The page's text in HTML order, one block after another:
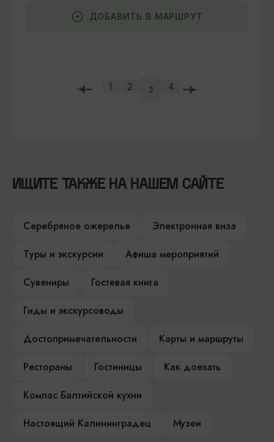
ДОБАВИТЬ В МАРШРУТ
1 2 3 4
ИЩИТЕ ТАКЖЕ НА НАШЕМ САЙТЕ
Серебряное ожерелье
Электронная виза
Туры и экскурсии
Афиша мероприятий
Сувениры
Гостевая книга
Гиды и экскурсоводы
Достопримечательности
Карты и маршруты
Рестораны
Гостиницы
Как доехать
Компас Балтийской кухни
Настоящий Калининградец
Музеи